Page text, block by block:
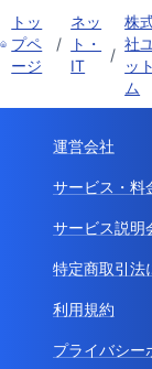
トッ
プペ
ージ
/
ネッ
ト・
IT
/
株
社
ッ
ム
運営会社
サービス・料
サービス説明
特定商取引法
利用規約
プライバシー